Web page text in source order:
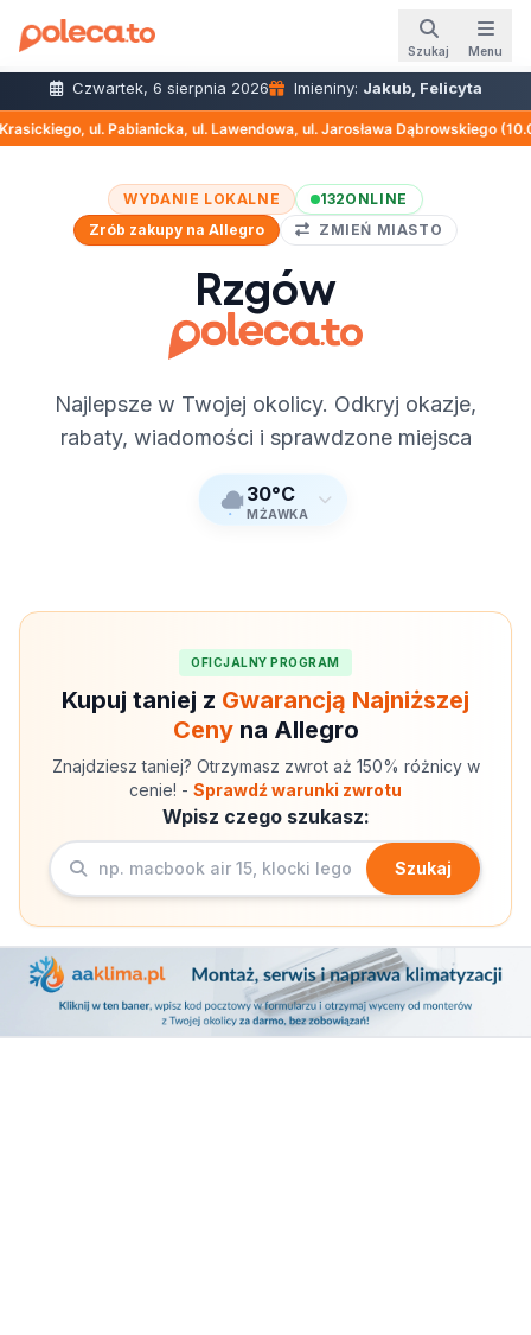
Szukaj Menu
Czwartek, 6 sierpnia 2026 Imieniny: Jakub, Felicyta
ul. Lawendowa, ul. Jarosława Dąbrowskiego (10.08 08:30 – 10.08
WYDANIE LOKALNE 132ONLINE
Zrób zakupy na Allegro
ZMIEŃ MIASTO
Rzgów
Najlepsze w Twojej okolicy. Odkryj okazje,
rabaty, wiadomości i sprawdzone miejsca
30°C
MŻAWKA
OFICJALNY PROGRAM
Kupuj taniej z Gwarancją Najniższej
Cenyna Allegro
Znajdziesz taniej? Otrzymasz zwrot aż 150% różnicy w
cenie! - Sprawdź warunki zwrotu
Wpisz czego szukasz:
Szukaj